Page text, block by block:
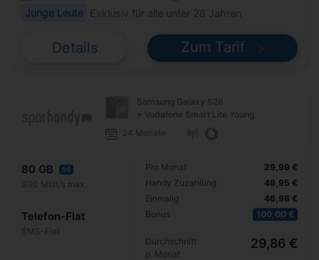
Junge Leute
Exklusiv für alle unter 28 Jahren
Details Zum Tarif
Samsung Galaxy S26
+ Vodafone Smart Lite Young
24 Monate
80 GB 5G
300 Mbit/s max.
Telefon-Flat
SMS-Flat
Pro Monat
Handy Zuzahlung
Einmalig
Bonus
29,99 €
49,95 €
46,98 €
100,00 €
Durchschnitt
p. Monat
29,86 €